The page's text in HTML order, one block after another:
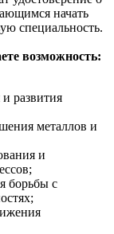
начать
специальность.
возможность:
развития
металлов и
и
борьбы с